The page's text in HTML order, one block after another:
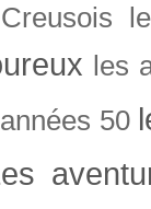
les
50